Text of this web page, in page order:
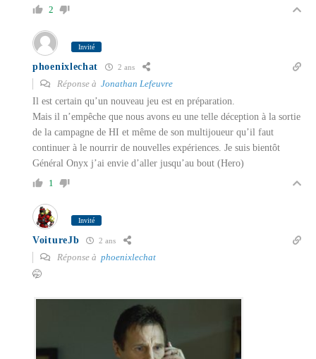
2
Invité
phoenixlechat 2 ans
Réponse à Jonathan Lefeuvre
Il est certain qu’un nouveau jeu est en préparation.
Mais il n’empêche que nous avons eu une telle déception à la sortie
de la campagne de HI et même de son multijoueur qu’il faut
continuer à le nourrir de nouvelles expériences. Je suis bientôt
Général Onyx j’ai envie d’aller jusqu’au bout (Hero)
1
Invité
VoitureJb 2 ans
Réponse à phoenixlechat
🤭